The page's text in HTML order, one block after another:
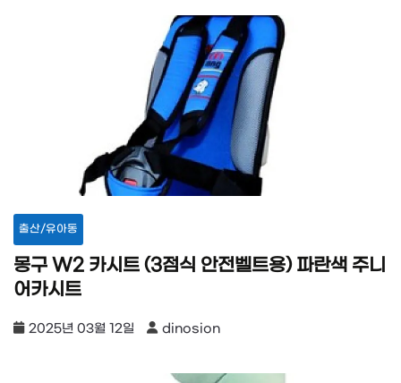
출산/유아동
몽구 W2 카시트 (3점식 안전벨트용) 파란색 주니
어카시트
2025년 03월 12일 dinosion